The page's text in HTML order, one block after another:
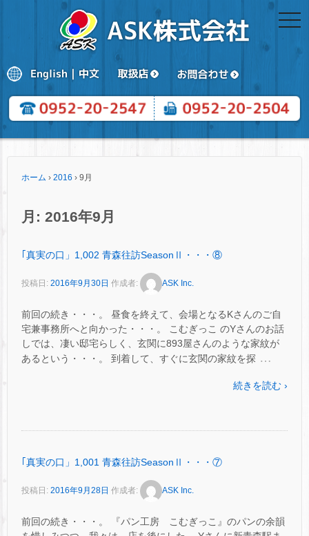
ホーム › 2016 › 9月
月: 2016年9月
｢真実の口」1,002 青森往訪SeasonⅡ・・・⑧
投稿日: 2016年9月30日 作成者: ASK Inc.
前回の続き・・・。 昼食を終えて、会場となるKさんのご自
宅兼事務所へと向かった・・・。 こむぎっこ のYさんのお話
しでは、凄い邸宅らしく、玄関に893屋さんのような家紋が
あるという・・・。 到着して、すぐに玄関の家紋を探 …
続きを読む ›
｢真実の口」1,001 青森往訪SeasonⅡ・・・⑦
投稿日: 2016年9月28日 作成者: ASK Inc.
前回の続き・・・。 『パン工房 こむぎっこ』のパンの余韻